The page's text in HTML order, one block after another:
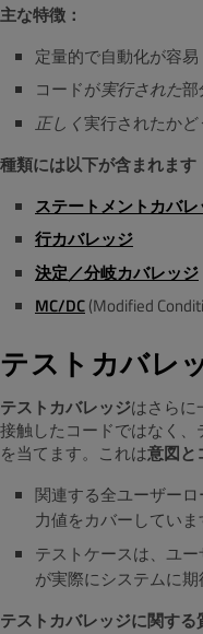
主な特徴：
定量的で自動化が容易
コードが実行された部
正しく実行されたか
種類には以下が含まれます
ステートメントカバ
行カバレッジ
決定／分岐カバレッジ
MC/DC(Modified
テストカバレ
テストカバレッジはさらに
接触したコードではなく、
を当てます。これは意図と
関連する全ユーザー
力値をカバーしていま
テストケースは、ユ
が実際にシステムに
テストカバレッジに関する